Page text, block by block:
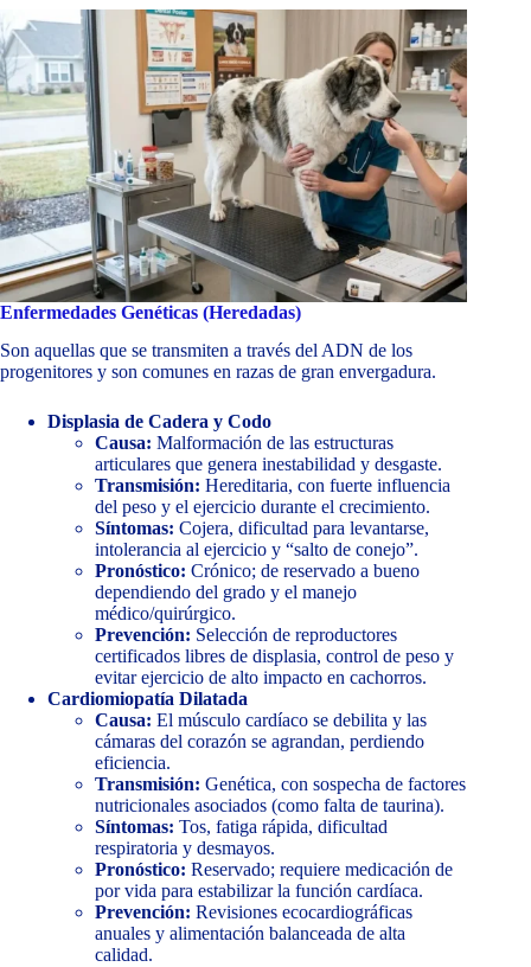
Enfermedades Genéticas (Heredadas)
Son aquellas que se transmiten a través del ADN de los
progenitores y son comunes en razas de gran envergadura.
Displasia de Cadera y Codo
Causa: Malformación de las estructuras
articulares que genera inestabilidad y desgaste.
Transmisión: Hereditaria, con fuerte influencia
del peso y el ejercicio durante el crecimiento.
Síntomas: Cojera, dificultad para levantarse,
intolerancia al ejercicio y “salto de conejo”.
Pronóstico: Crónico; de reservado a bueno
dependiendo del grado y el manejo
médico/quirúrgico.
Prevención: Selección de reproductores
certificados libres de displasia, control de peso y
evitar ejercicio de alto impacto en cachorros.
Cardiomiopatía Dilatada
Causa: El músculo cardíaco se debilita y las
cámaras del corazón se agrandan, perdiendo
eficiencia.
Transmisión: Genética, con sospecha de factores
nutricionales asociados (como falta de taurina).
Síntomas: Tos, fatiga rápida, dificultad
respiratoria y desmayos.
Pronóstico: Reservado; requiere medicación de
por vida para estabilizar la función cardíaca.
Prevención: Revisiones ecocardiográficas
anuales y alimentación balanceada de alta
calidad.